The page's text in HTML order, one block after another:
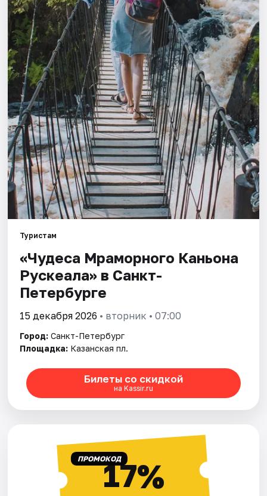
Города
Площадки
Артисты
Рейтинги
Туристам
«Чудеса Мраморного Каньона
Рускеала» в Санкт-
Петербурге
15 декабря 2026 • вторник • 07:00
Город: Санкт-Петербург
Площадка: Казанская пл.
Билеты со скидкой
на Kassir.ru
ПРОМОКОД17%